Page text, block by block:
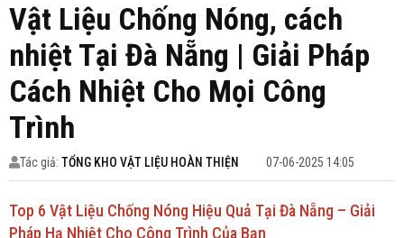
Vật Liệu Chống Nóng, cách
nhiệt Tại Đà Nẵng | Giải Pháp
Cách Nhiệt Cho Mọi Công
Trình
Tác giả: TỔNG KHO VẬT LIỆU HOÀN THIỆN 07-06-2025 14:05
Top 6 Vật Liệu Chống Nóng Hiệu Quả Tại Đà Nẵng – Giải
Pháp Hạ Nhiệt Cho Công Trình Của Bạn